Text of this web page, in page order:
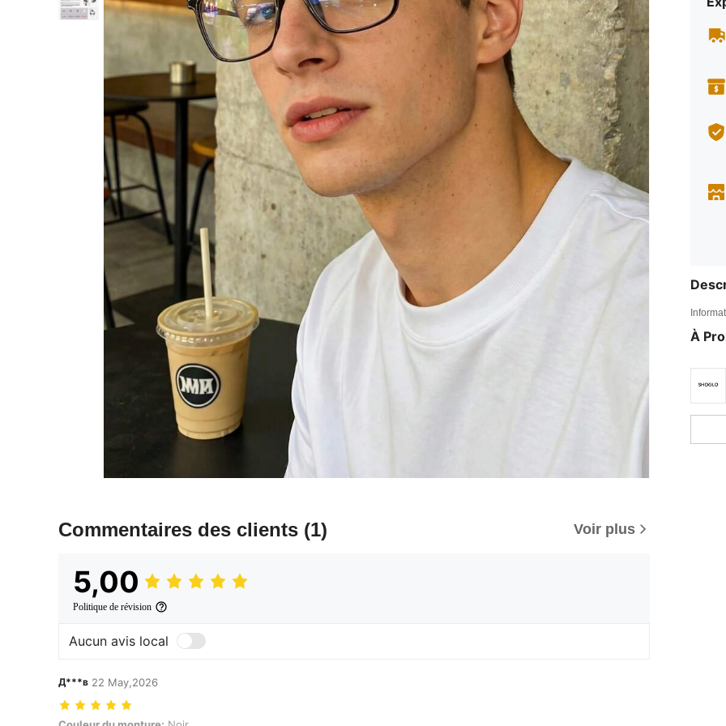
Commentaires des clients (1) Voir plus
5,00
Politique de révision
Aucun avis local
Д***в 22 May,2026
À